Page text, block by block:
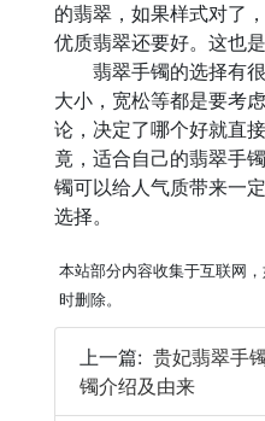
的翡翠，如果样式对了
优质翡翠还要好。这也
翡翠手镯的选择有很
大小，宽松等都是要考
论，决定了哪个好就直
竟，适合自己的翡翠手
镯可以给人气质带来一
选择。
本站部分内容收集于互联网
时删除。
上一篇: 贵妃翡翠手
镯介绍及由来